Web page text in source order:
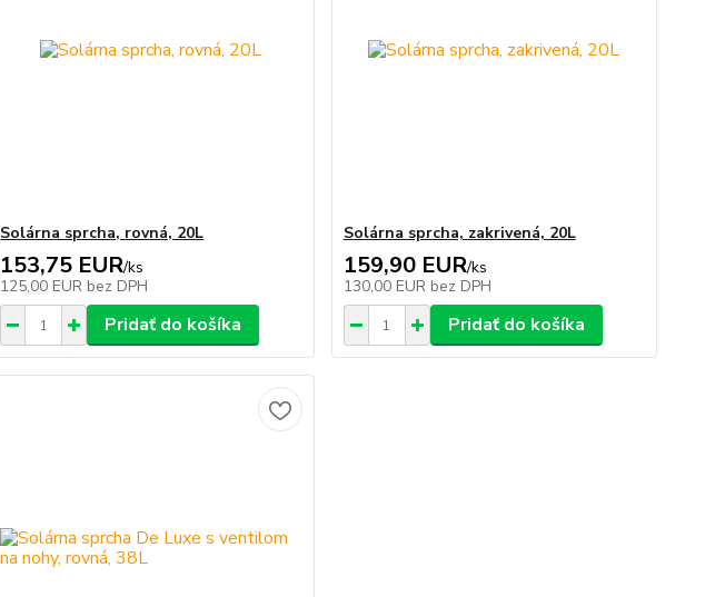
Solárna sprcha, rovná, 20L
153,75 EUR/ks
125,00 EUR bez DPH
Pridať do košíka
Solárna sprcha, zakrivená, 20L
159,90 EUR/ks
130,00 EUR bez DPH
Pridať do košíka